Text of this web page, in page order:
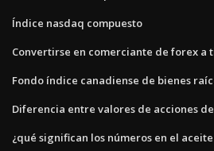
Índice nasdaq compuesto
Convertirse en comerciante de forex a
Fondo índice canadiense de bienes
Diferencia entre valores de acciones
¿qué significan los números en el